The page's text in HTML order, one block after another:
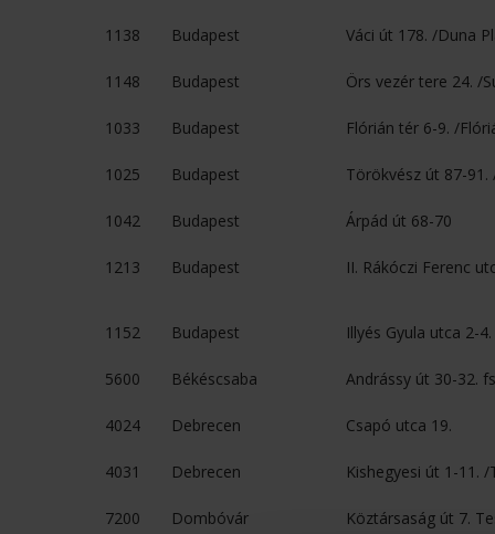
1138 Budapest Váci út 178. /Duna
1148 Budapest Örs vezér tere 24. /
1033 Budapest Flórián tér 6-9. /
1025 Budapest Törökvész út 87-
1042 Budapest Árpád út 68-70
1213 Budapest II. Rákóczi Ferenc
1152 Budapest Illyés Gyula utca 2-
5600 Békéscsaba Andrássy út 30-32.
4024 Debrecen Csapó utca 19.
4031 Debrecen Kishegyesi út 1-11.
7200 Dombóvár Köztársaság út 7.